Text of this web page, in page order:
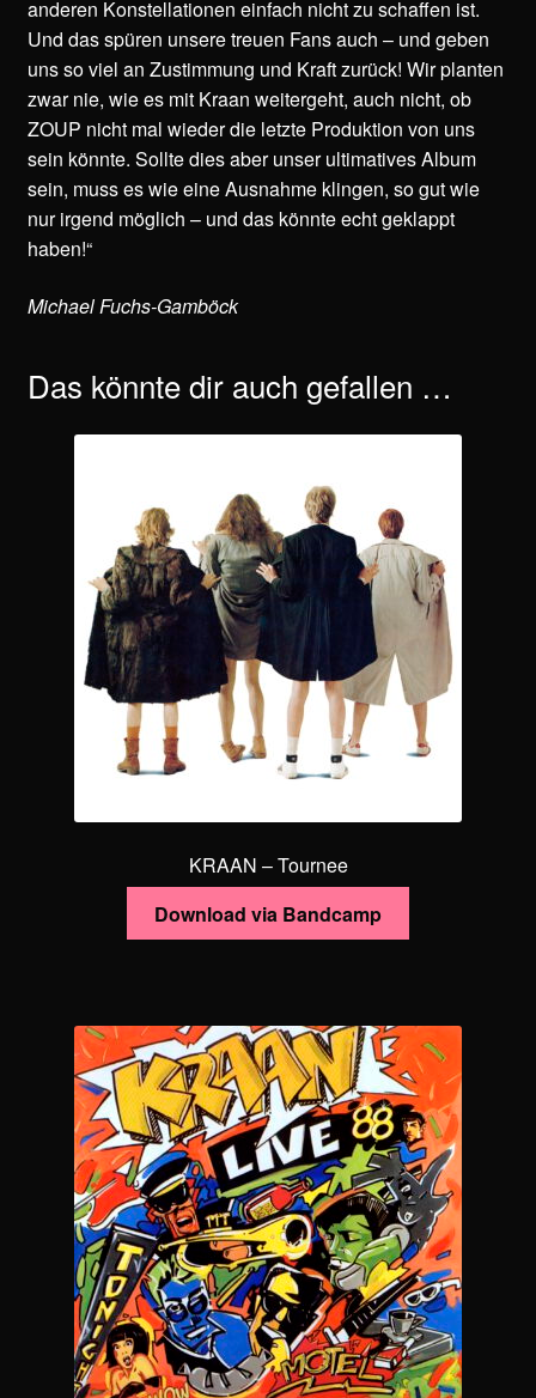
anderen Konstellationen einfach nicht zu schaffen ist.
Und das spüren unsere treuen Fans auch – und geben
uns so viel an Zustimmung und Kraft zurück! Wir planten
zwar nie, wie es mit Kraan weitergeht, auch nicht, ob
ZOUP nicht mal wieder die letzte Produktion von uns
sein könnte. Sollte dies aber unser ultimatives Album
sein, muss es wie eine Ausnahme klingen, so gut wie
nur irgend möglich – und das könnte echt geklappt
haben!“
Michael Fuchs-Gamböck
Das könnte dir auch gefallen …
KRAAN – Tournee
Download via Bandcamp